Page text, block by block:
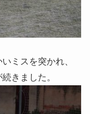
ミスを突かれ、
きました。